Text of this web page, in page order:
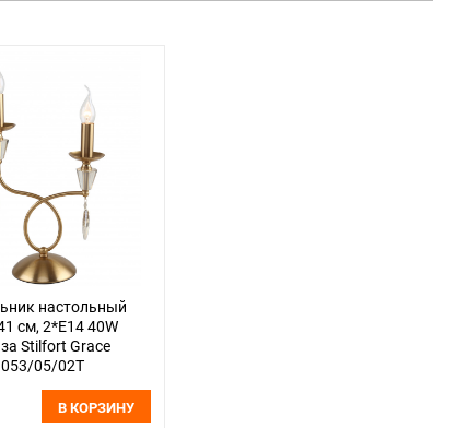
настольный
см, 2*E14 40W
Stilfort Grace
05/02T
В КОРЗИНУ